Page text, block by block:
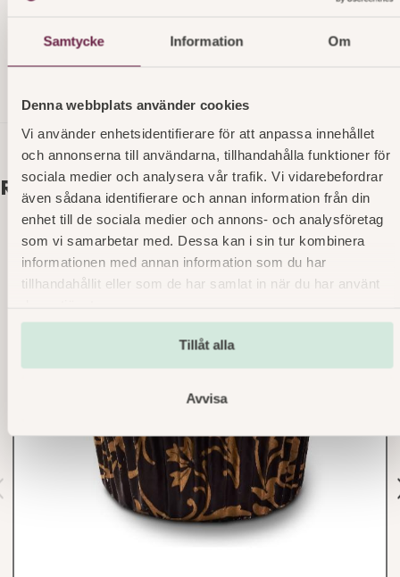
Samtycke Information Om
Denna webbplats använder cookies
Vi använder enhetsidentifierare för att anpassa innehållet
och annonserna till användarna, tillhandahålla funktioner för
sociala medier och analysera vår trafik. Vi vidarebefordrar
även sådana identifierare och annan information från din
enhet till de sociala medier och annons- och analysföretag
som vi samarbetar med. Dessa kan i sin tur kombinera
informationen med annan information som du har
tillhandahållit eller som de har samlat in när du har använt
Tillåt alla
Avvisa
FIBER
PROTEIN
4,8
SALT
Relaterade produkter